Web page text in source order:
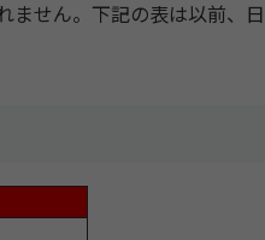
ません。下記の表は以前、日